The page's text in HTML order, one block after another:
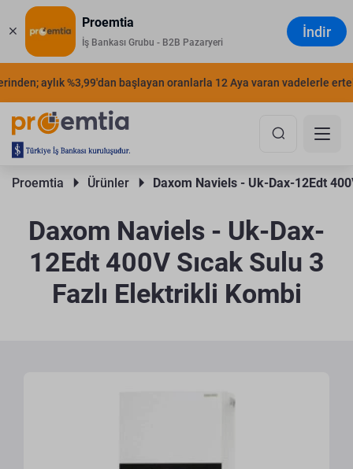
Proemtia
İş Bankası Grubu - B2B Pazaryeri
İndir
aylık %3,99'dan başlayan oranlarla 12 Aya varan vadelerle
Proemtia Ürünler Daxom Naviels - Uk-Dax-12Edt
Daxom Naviels - Uk-Dax-
12Edt 400V Sıcak Sulu 3
Fazlı Elektrikli Kombi